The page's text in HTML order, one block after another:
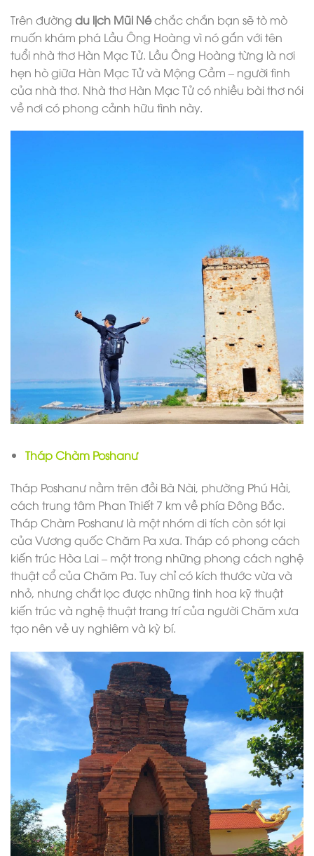
Trên đường du lịch Mũi Néchắc chắn bạn sẽ tò mò
muốn khám phá Lầu Ông Hoàng vì nó gắn với tên
tuổi nhà thơ Hàn Mạc Tử. Lầu Ông Hoàng từng là nơi
hẹn hò giữa Hàn Mạc Tử và Mộng Cầm – người tình
của nhà thơ. Nhà thơ Hàn Mạc Tử có nhiều bài thơ nói
về nơi có phong cảnh hữu tình này.
Tháp Chàm Poshanư
Tháp Poshanư nằm trên đồi Bà Nài, phường Phú Hải,
cách trung tâm Phan Thiết 7 km về phía Đông Bắc.
Tháp Chàm Poshanư là một nhóm di tích còn sót lại
của Vương quốc Chăm Pa xưa. Tháp có phong cách
kiến trúc Hòa Lai – một trong những phong cách nghệ
thuật cổ của Chăm Pa. Tuy chỉ có kích thước vừa và
nhỏ, nhưng chắt lọc được những tinh hoa kỹ thuật
kiến trúc và nghệ thuật trang trí của người Chăm xưa
tạo nên vẻ uy nghiêm và kỳ bí.